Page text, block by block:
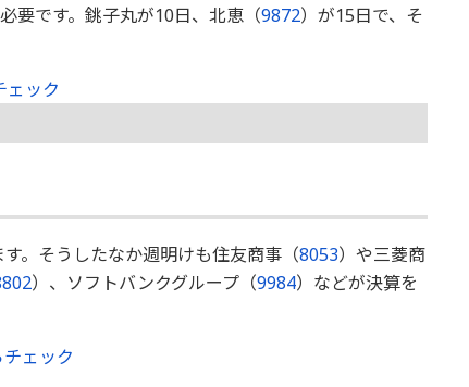
要です。銚子丸が10日、北恵（9872）が15日で、そ
ェック
。そうしたなか週明けも住友商事（8053）や三菱商
）、ソフトバンクグループ（9984）などが決算を
ェック